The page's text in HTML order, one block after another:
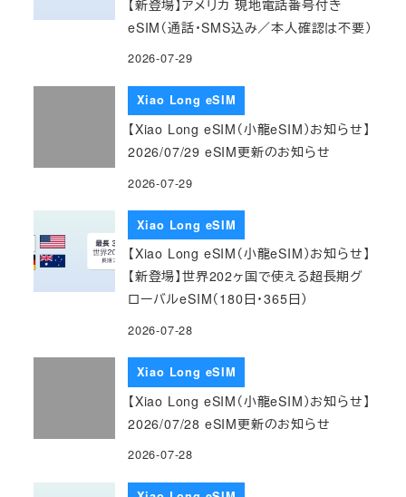
【新登場】アメリカ 現地電話番号付き
eSIM（通話・SMS込み／本人確認は不要）
2026-07-29
Xiao Long eSIM
【Xiao Long eSIM（小龍eSIM）お知らせ】
2026/07/29 eSIM更新のお知らせ
2026-07-29
Xiao Long eSIM
【Xiao Long eSIM（小龍eSIM）お知らせ】
【新登場】世界202ヶ国で使える超長期グ
ローバルeSIM（180日・365日）
2026-07-28
Xiao Long eSIM
【Xiao Long eSIM（小龍eSIM）お知らせ】
2026/07/28 eSIM更新のお知らせ
2026-07-28